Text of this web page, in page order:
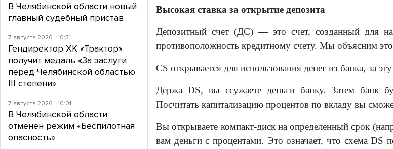
Высокая ставка за открытие депозита
Депозитный счет (ДС) — это счет, созданный для
противоположность кредитному счету. Мы объясним
CS открывается для использования денег из банка, за
Держа DS, вы ссужаете деньги банку. Затем банк
Посчитать капитализацию процентов по вкладу вы
Вы открываете компакт-диск на определенный срок
вам деньги с процентами. Это означает, что схема DS
В Челябинской области новый
главный судебный пристав
7 августа 2026 - 10:31
Гендиректор ХК «Трактор»
получит медаль «За заслуги
перед Челябинской областью
III степени»
7 августа 2026 - 10:01
В Челябинской области
отменен режим «Беспилотная
опасность»